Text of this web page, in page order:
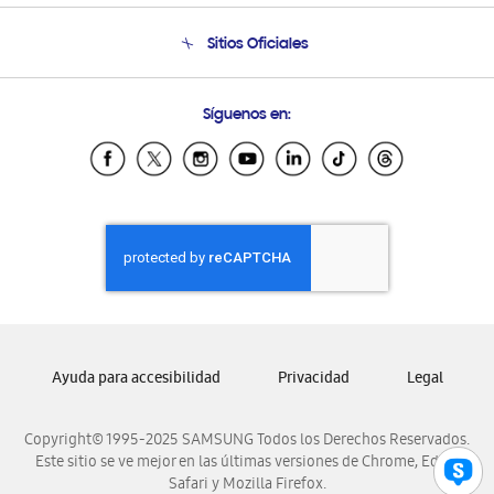
Condiciones de Compra
Soporte vía eMail
Sitios Oficiales
Samsung Ecuador
Samsung El Salvador
Samsung Honduras
Samsung Nicaragua
Samsung Panamá
Samsung Venezuela
Síguenos en:
Copyright© 1995-2025 SAMSUNG Todos los Derechos Reservados.
Este sitio se ve mejor en las últimas versiones de Chrome, Edge,
Safari y Mozilla Firefox.
Ayuda para accesibilidad Privacidad Legal